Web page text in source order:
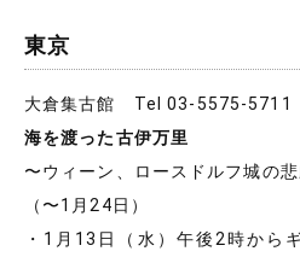
東京
大倉集古館 Tel 03-5575-5711
海を渡った古伊万里
〜ウィーン、ロースドルフ城の
（〜1月24日）
・1月13日（水）午後2時から